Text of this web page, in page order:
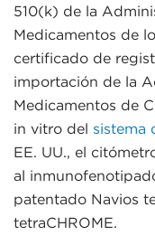
510(k) de la
Medicamentos de
certificado de
importación de la
Medicamentos de
in vitro del sistema
EE. UU., el
al
patentado Navios
tetraCHROME.